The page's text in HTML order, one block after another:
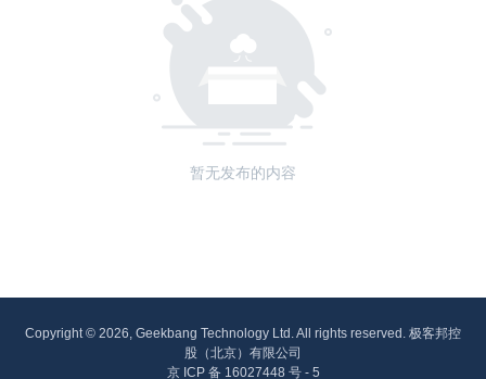
暂无发布的内容
Copyright © 2026, Geekbang Technology Ltd. All rights reserved. 极客邦控
股（北京）有限公司
京 ICP 备 16027448 号 - 5